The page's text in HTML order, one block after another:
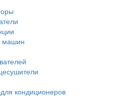
машин
кондиционеров